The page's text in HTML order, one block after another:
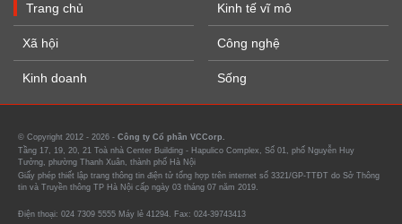
Trang chủ
Xã hội
Kinh doanh
Kinh tế vĩ mô
Công nghệ
Sống
© Copyright 2012 - 2026 - Công ty Cổ phần VCCorp.
Tầng 17, 19, 20, 21 Toà nhà Center Building - Hapulico Complex, Số 01, phố Nguyễn Huy
Tưởng, phường Thanh Xuân, thành phố Hà Nội
Giấy phép thiết lập trang thông tin điện tử tổng hợp trên internet số 3321/GP-TTĐT do Sở Thông
tin và Truyền thông TP Hà Nội cấp ngày 03 tháng 07 năm 2019.
Điện thoại: 024 7309 5555 Máy lẻ 41294. Fax: 024-39743413